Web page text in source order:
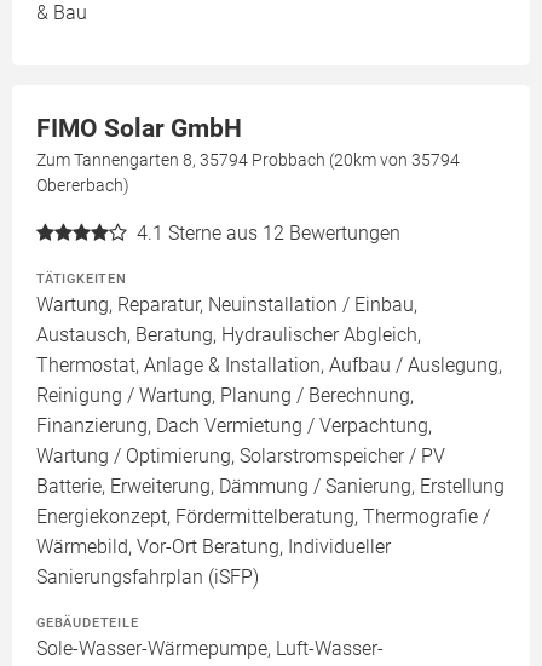
& Bau
FIMO Solar GmbH
Zum Tannengarten 8, 35794 Probbach (20km von 35794
Obererbach)
4.1 Sterne aus 12 Bewertungen
TÄTIGKEITEN
Wartung, Reparatur, Neuinstallation / Einbau,
Austausch, Beratung, Hydraulischer Abgleich,
Thermostat, Anlage & Installation, Aufbau / Auslegung,
Reinigung / Wartung, Planung / Berechnung,
Finanzierung, Dach Vermietung / Verpachtung,
Wartung / Optimierung, Solarstromspeicher / PV
Batterie, Erweiterung, Dämmung / Sanierung, Erstellung
Energiekonzept, Fördermittelberatung, Thermografie /
Wärmebild, Vor-Ort Beratung, Individueller
Sanierungsfahrplan (iSFP)
GEBÄUDETEILE
Sole-Wasser-Wärmepumpe, Luft-Wasser-